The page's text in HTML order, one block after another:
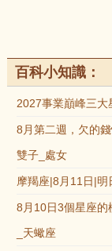
百科小知識：
2027事業巔峰三大
8月第二週，欠的
雙子_處女
摩羯座|8月11日|明
8月10日3個星座的
_天蠍座